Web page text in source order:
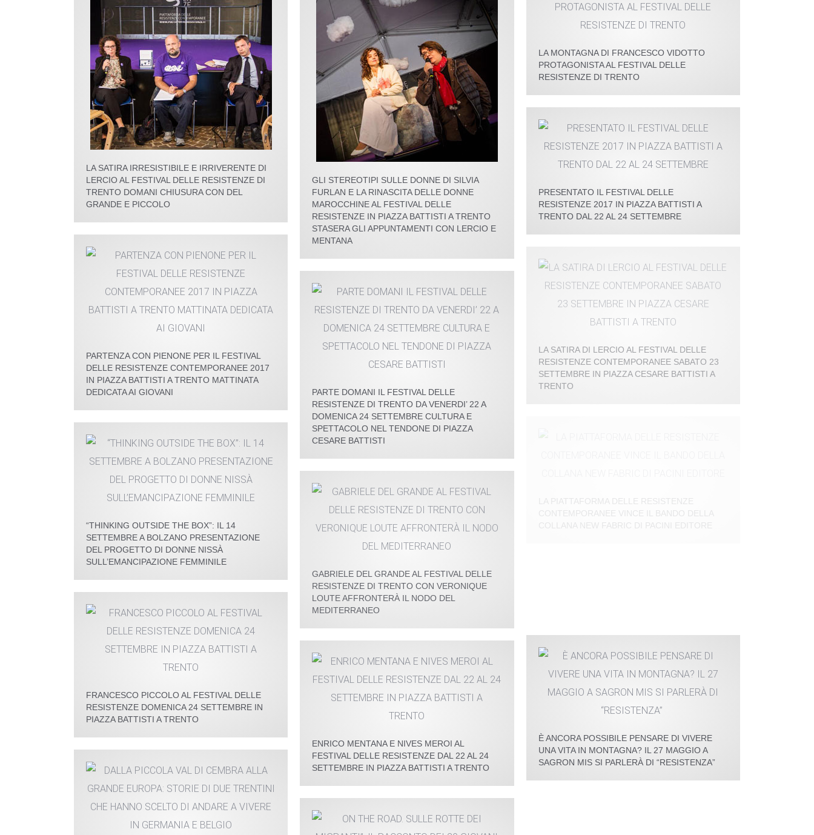
LA SATIRA IRRESISTIBILE E IRRIVERENTE DI
LERCIO AL FESTIVAL DELLE RESISTENZE DI
TRENTO DOMANI CHIUSURA CON DEL
GRANDE E PICCOLO
GLI STEREOTIPI SULLE DONNE DI SILVIA
FURLAN E LA RINASCITA DELLE DONNE
MAROCCHINE AL FESTIVAL DELLE
RESISTENZE IN PIAZZA BATTISTI A TRENTO
STASERA GLI APPUNTAMENTI CON LERCIO E
MENTANA
LA MONTAGNA DI FRANCESCO VIDOTTO
PROTAGONISTA AL FESTIVAL DELLE
RESISTENZE DI TRENTO
PARTENZA CON PIENONE PER IL FESTIVAL
DELLE RESISTENZE CONTEMPORANEE 2017
IN PIAZZA BATTISTI A TRENTO MATTINATA
DEDICATA AI GIOVANI
PARTE DOMANI IL FESTIVAL DELLE
RESISTENZE DI TRENTO DA VENERDI’ 22 A
DOMENICA 24 SETTEMBRE CULTURA E
SPETTACOLO NEL TENDONE DI PIAZZA
CESARE BATTISTI
PRESENTATO IL FESTIVAL DELLE
RESISTENZE 2017 IN PIAZZA BATTISTI A
TRENTO DAL 22 AL 24 SETTEMBRE
“THINKING OUTSIDE THE BOX”: IL 14
SETTEMBRE A BOLZANO PRESENTAZIONE
DEL PROGETTO DI DONNE NISSÀ
SULL’EMANCIPAZIONE FEMMINILE
GABRIELE DEL GRANDE AL FESTIVAL DELLE
RESISTENZE DI TRENTO CON VERONIQUE
LOUTE AFFRONTERÀ IL NODO DEL
MEDITERRANEO
LA SATIRA DI LERCIO AL FESTIVAL DELLE
RESISTENZE CONTEMPORANEE SABATO 23
SETTEMBRE IN PIAZZA CESARE BATTISTI A
TRENTO
FRANCESCO PICCOLO AL FESTIVAL DELLE
RESISTENZE DOMENICA 24 SETTEMBRE IN
PIAZZA BATTISTI A TRENTO
ENRICO MENTANA E NIVES MEROI AL
FESTIVAL DELLE RESISTENZE DAL 22 AL 24
SETTEMBRE IN PIAZZA BATTISTI A TRENTO
LA PIATTAFORMA DELLE RESISTENZE
È ANCORA POSSIBILE PENSARE DI VIVERE
UNA VITA IN MONTAGNA? IL 27 MAGGIO A
SAGRON MIS SI PARLERÀ DI “RESISTENZA”